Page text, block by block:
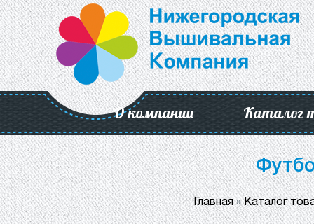
О компании Каталог
Главная»Каталог